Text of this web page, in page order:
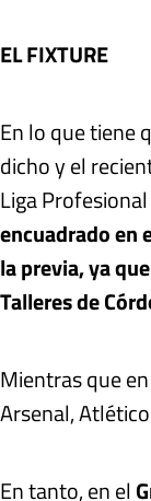
EL FIXTURE
En lo que tiene
dicho y el
Liga
encuadrado en
la previa, ya
Talleres de
Mientras que
Arsenal,
En tanto, en el